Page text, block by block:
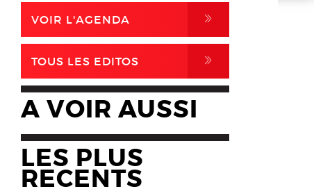
VOIR L'AGENDA ,
TOUS LES EDITOS ,
A VOIR AUSSI
LES PLUS
RECENTS